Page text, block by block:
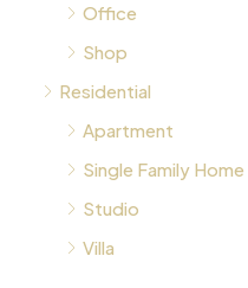
Office
Shop
Residential
Apartment
Single Family Home
Studio
Villa